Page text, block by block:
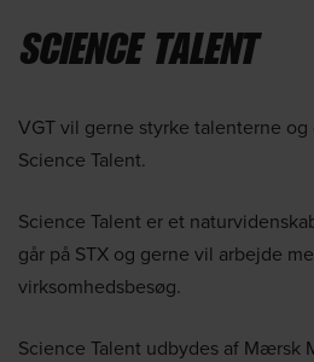
SCIENCE TALENT
VGT vil gerne styrke talenterne
Science Talent.
Science Talent er et
går på STX og gerne vil arbejde
virksomhedsbesøg.
Science Talent udbydes af Mærsk